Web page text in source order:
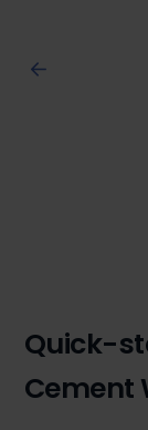
Quick-
Cement